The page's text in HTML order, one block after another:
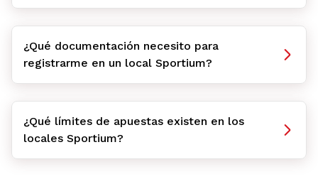
¿Qué documentación necesito para
registrarme en un local Sportium?
¿Qué límites de apuestas existen en los
locales Sportium?